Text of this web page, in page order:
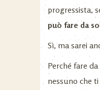
progressista,
può fare da
Sì, ma sarei
Perché fare
nessuno che